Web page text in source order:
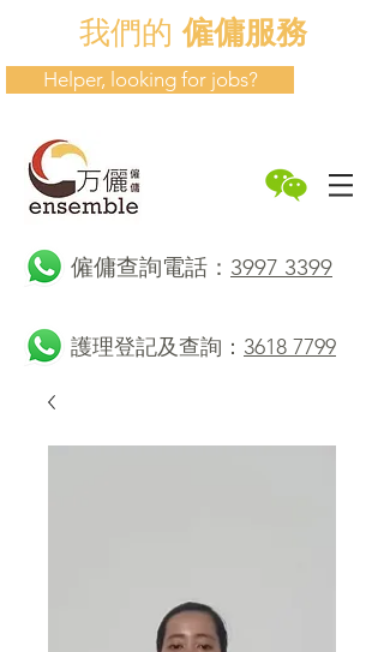
我們的僱傭服務
Helper, looking for jobs?
​僱傭查詢電話： 3997 3399
護理登記及查詢： 3618 7799